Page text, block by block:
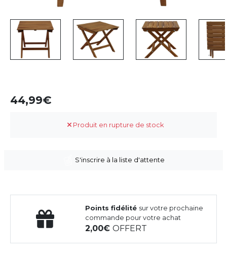
44,99
Produit en rupture de stock
S'inscrire à la liste d'attente
Points fidélité sur votre prochaine
commande pour votre achat
2,00OFFERT